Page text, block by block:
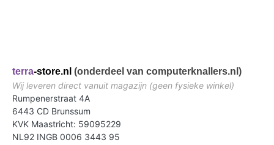
terra-store.nl (onderdeel van computerknallers.nl)
Wij leveren direct vanuit magazijn (geen fysieke winkel)
Rumpenerstraat 4A
6443 CD Brunssum
KVK Maastricht: 59095229
NL92 INGB 0006 3443 95